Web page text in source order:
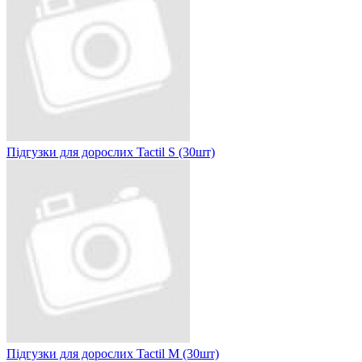
Підгузки для дорослих Tactil S (30шт)
Підгузки для дорослих Tactil М (30шт)